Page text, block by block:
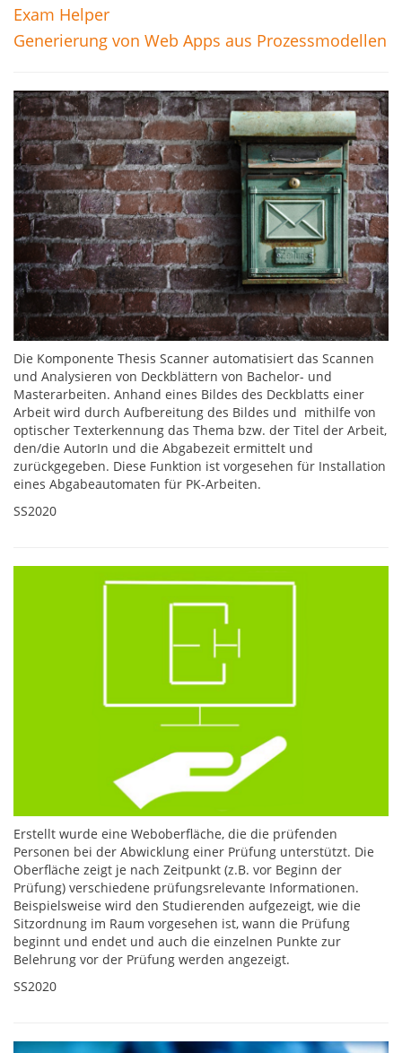
Exam Helper
Generierung von Web Apps aus Prozessmodellen
Die Komponente Thesis Scanner automatisiert das Scannen
und Analysieren von Deckblättern von Bachelor- und
Masterarbeiten. Anhand eines Bildes des Deckblatts einer
Arbeit wird durch Aufbereitung des Bildes und mithilfe von
optischer Texterkennung das Thema bzw. der Titel der Arbeit,
den/die AutorIn und die Abgabezeit ermittelt und
zurückgegeben. Diese Funktion ist vorgesehen für Installation
eines Abgabeautomaten für PK-Arbeiten.
SS2020
Erstellt wurde eine Weboberfläche, die die prüfenden
Personen bei der Abwicklung einer Prüfung unterstützt. Die
Oberfläche zeigt je nach Zeitpunkt (z.B. vor Beginn der
Prüfung) verschiedene prüfungsrelevante Informationen.
Beispielsweise wird den Studierenden aufgezeigt, wie die
Sitzordnung im Raum vorgesehen ist, wann die Prüfung
beginnt und endet und auch die einzelnen Punkte zur
Belehrung vor der Prüfung werden angezeigt.
SS2020